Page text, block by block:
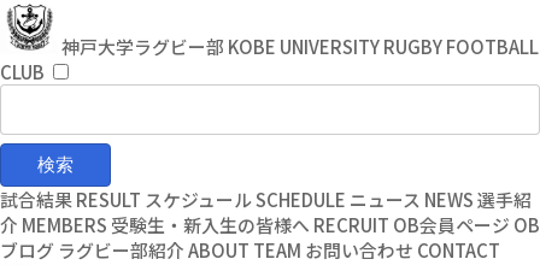
コ
ン
テ
ン
へ
キ
ッ
プ
ナ
ビ
ゲ
ー
ョ
に
移
動
神戸大学ラグビー部 KOBE UNIVERSITY RUGBY FOOTBALL
CLUB
試合結果RESULT スケジュールSCHEDULE ニュース NEWS選手紹
介 MEMBERS 受験生・新入生の皆様へ RECRUIT OB会員ページ OB
ブログ ラグビー部紹介ABOUT TEAM お問い合わせ CONTACT